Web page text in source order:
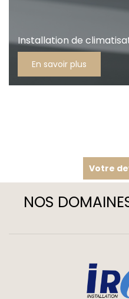
Installation de
En savoir plus
Votre
NOS